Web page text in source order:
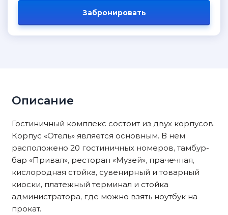
Забронировать
Описание
Гостиничный комплекс состоит из двух корпусов.
Корпус «Отель» является основным. В нем
расположено 20 гостиничных номеров, тамбур-
бар «Привал», ресторан «Музей», прачечная,
кислородная стойка, сувенирный и товарный
киоски, платежный терминал и стойка
администратора, где можно взять ноутбук на
прокат.